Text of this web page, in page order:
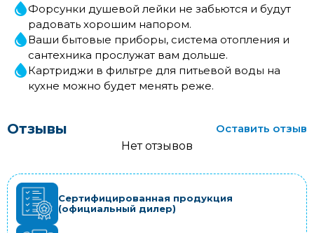
Форсунки душевой лейки не забьются и будут
радовать хорошим напором.
Ваши бытовые приборы, система отопления и
сантехника прослужат вам дольше.
Картриджи в фильтре для питьевой воды на
кухне можно будет менять реже.
Отзывы
Оставить отзыв
Нет отзывов
Сертифицированная продукция
(официальный дилер)